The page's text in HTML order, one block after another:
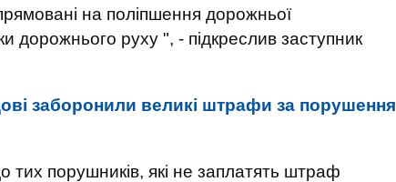
на поліпшення дорожньої
дорожнього руху ", - підкреслив заступник
заборонили великі штрафи за порушення
порушників, які не заплатять штраф